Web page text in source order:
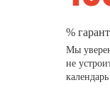
%
Мы
не